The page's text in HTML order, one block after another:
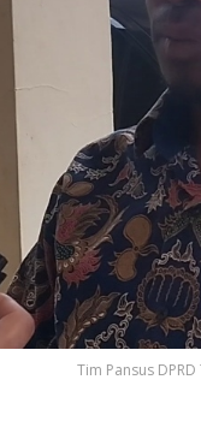
Tim Pansus